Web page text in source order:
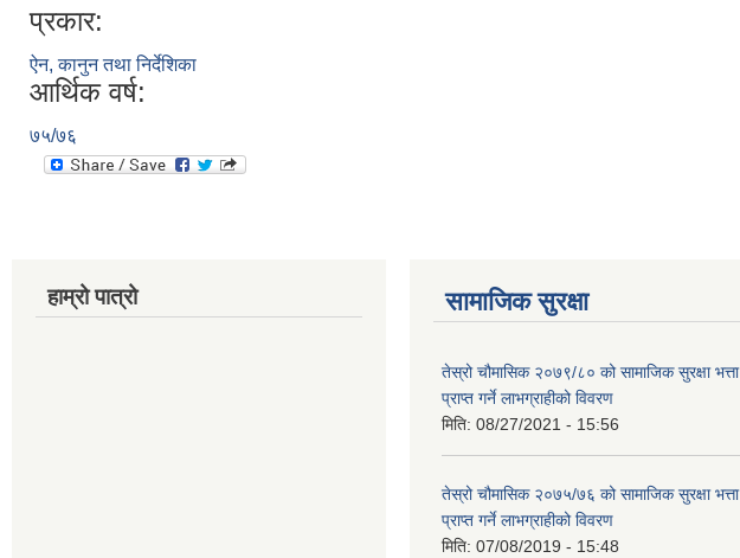
प्रकार:
ऐन, कानुन तथा निर्देशिका
आर्थिक वर्ष:
७५/७६
हाम्रो पात्रो सामाजिक सुरक्षा
तेस्रो चौमासिक २०७९/८० को सामाजिक सुरक्षा भत्ता
प्राप्त गर्ने लाभग्राहीको विवरण
मिति: 08/27/2021 - 15:56
तेस्रो चौमासिक २०७५/७६ को सामाजिक सुरक्षा भत्ता
प्राप्त गर्ने लाभग्राहीको विवरण
मिति: 07/08/2019 - 15:48